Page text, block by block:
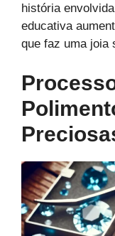
história
educativa
que faz uma joia